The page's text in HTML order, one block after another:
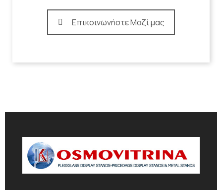
Επικοινωνήστε Μαζί μας